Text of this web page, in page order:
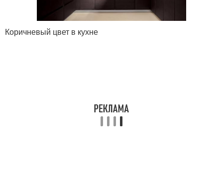
Коричневый цвет в кухне